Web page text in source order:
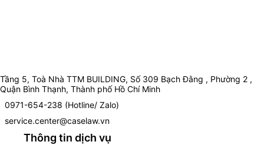
Tầng 5, Toà Nhà TTM BUILDING, Số 309 Bạch Đằng , Phường 2 ,
Quận Bình Thạnh, Thành phố Hồ Chí Minh
0971-654-238 (Hotline/ Zalo)
service.center@caselaw.vn
Thông tin dịch vụ